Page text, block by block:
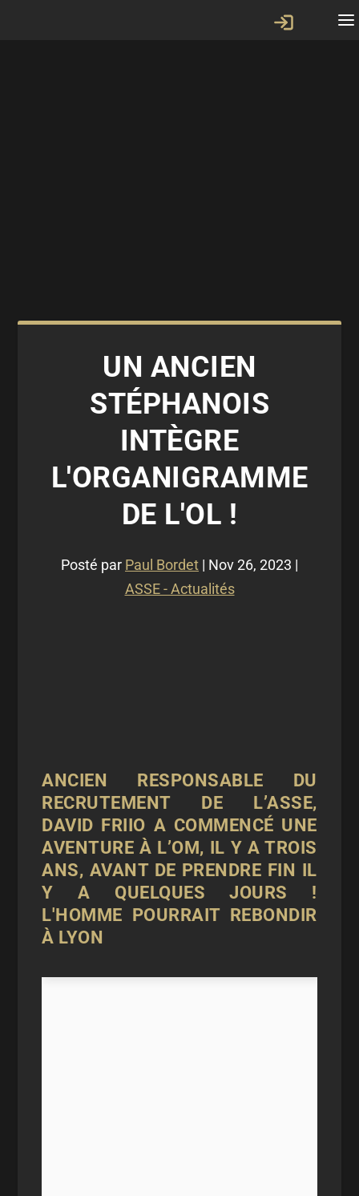
UN ANCIEN
STÉPHANOIS
INTÈGRE
L'ORGANIGRAMME
DE L'OL !
Posté par Paul Bordet | Nov 26, 2023 |
ASSE - Actualités
ANCIEN RESPONSABLE DU
RECRUTEMENT DE L’ASSE,
DAVID FRIIO A COMMENCÉ UNE
AVENTURE À L’OM, IL Y A TROIS
ANS, AVANT DE PRENDRE FIN IL
Y A QUELQUES JOURS !
L'HOMME POURRAIT REBONDIR
À LYON